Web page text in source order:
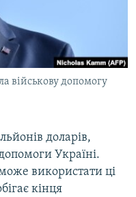
військову допомогу
доларів,
Україні.
використати ці
кінця